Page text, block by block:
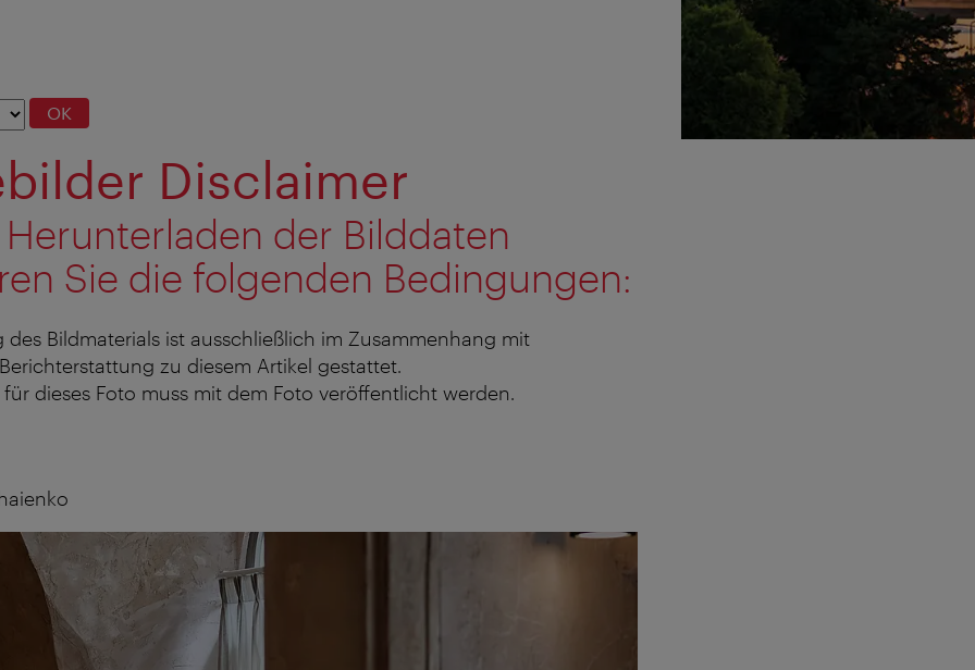
OK
Disclaimer
der Bilddaten
Sie die folgenden Bedingungen:
des Bildmaterials ist ausschließlich im Zusammenhang mit
zu diesem Artikel gestattet.
dieses Foto muss mit dem Foto veröffentlicht werden.